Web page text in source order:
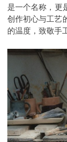
是一个名称，更
创作初心与工艺
的温度，致敬手